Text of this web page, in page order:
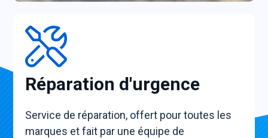
Réparation d'urgence
Service de réparation, offert pour toutes les
marques et fait par une équipe de